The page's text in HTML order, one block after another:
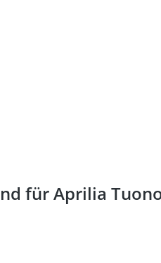
für Aprilia